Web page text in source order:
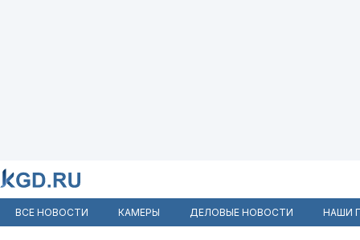
ВСЕ НОВОСТИ КАМЕРЫ ДЕЛОВЫЕ НОВОСТИ НАШИ